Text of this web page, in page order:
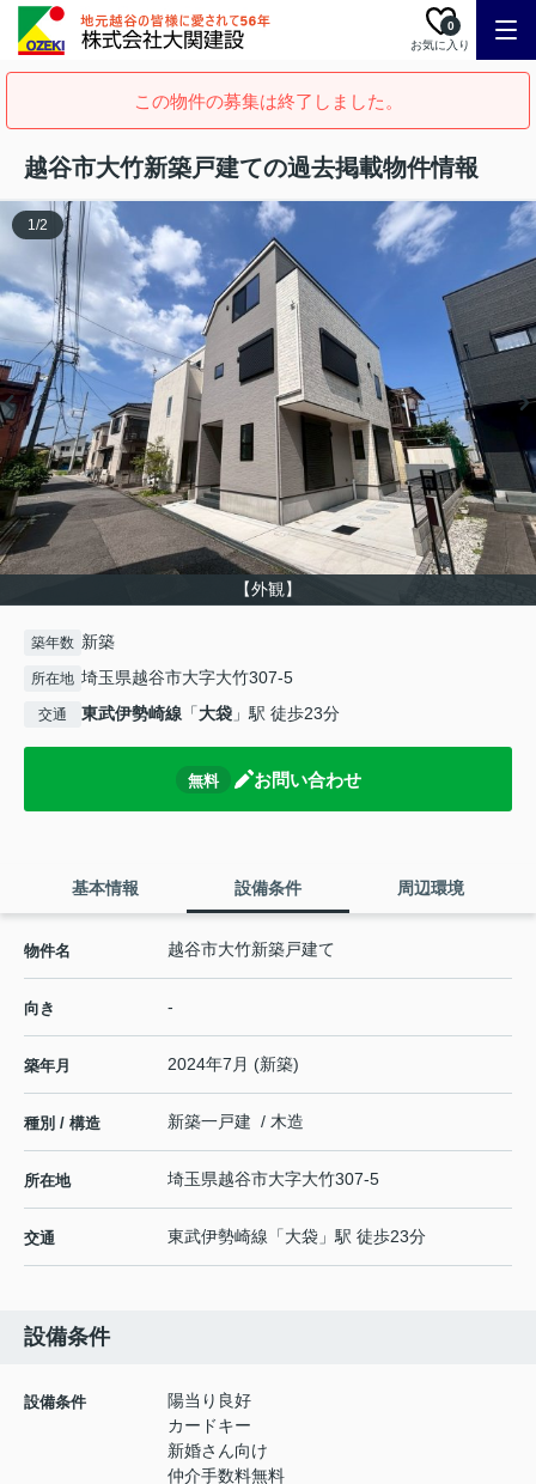
お気に入り
0
この物件の募集は終了しました。
越谷市大竹新築戸建ての過去掲載物件情報
【外観】
1/2
築年数 新築
所在地 埼玉県越谷市大字大竹307-5
交通 東武伊勢崎線 「大袋 」駅 徒歩23分
無料 お問い合わせ
基本情報 設備条件 周辺環境
物件名 越谷市大竹新築戸建て
向き -
築年月 2024年7月 (新築)
種別 / 構造 新築一戸建 / 木造
所在地 埼玉県越谷市大字大竹307-5
交通 東武伊勢崎線 「大袋 」駅 徒歩23分
設備条件
設備条件
陽当り良好
カードキー
新婚さん向け
仲介手数料無料